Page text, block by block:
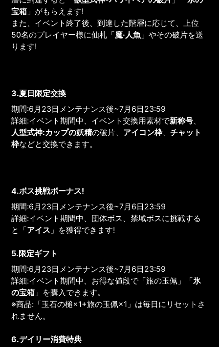
宝箱 」がもらえます!
また、イベント終了後、到達した階層に応じて、上位
50名のプレイヤー様に仙札「魔·人魚 」やその破片を送
ります!
3.夏日限定交換
期間:6月23日メンテナンス後~7月6日23:59
詳細:イベント期間中、イベント交換用素材で新称号
人型式神:カップの妖精の破片、 アイコン枠、チャット
枠などと交換できます。
4.ボス挑戦ボーナス!
期間:6月23日メンテナンス後~7月6日23:59
詳細:イベント期間中、団体ボス、禁域ボスに挑戦する
と「アイス 」を獲得できます!
5.限定ギフト
期間:6月23日メンテナンス後~7月6日23:59
詳細:イベント期間中、お得な値段で「旅の玉佩」「氷
の宝箱 」を購入できます。
※商品:「玉石の槌×1+旅の玉佩×1」は毎日にリセットさ
れません。
6.デイリー消費特典